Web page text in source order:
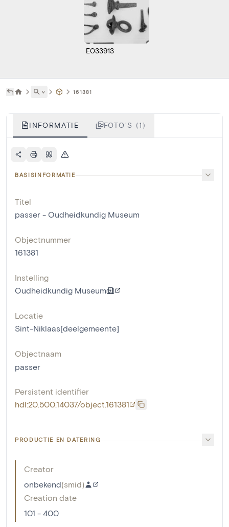
E033913
˅ 161381
INFORMATIE FOTO'S (1)
BASISINFORMATIE
Titel
passer - Oudheidkundig Museum
Objectnummer
161381
Instelling
Oudheidkundig Museum
Locatie
Sint-Niklaas[deelgemeente]
Objectnaam
passer
Persistent identifier
hdl:20.500.14037/object.161381
PRODUCTIE EN DATERING
Creator
onbekend(smid)
Creation date
101 - 400